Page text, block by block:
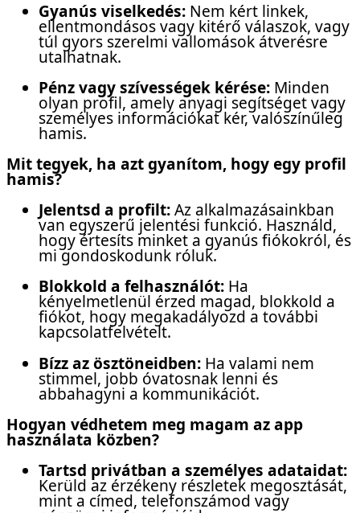
Gyanús viselkedés: Nem kért linkek,
ellentmondásos vagy kitérő válaszok, vagy
túl gyors szerelmi vallomások átverésre
utalhatnak.
Pénz vagy szívességek kérése: Minden
olyan profil, amely anyagi segítséget vagy
személyes információkat kér, valószínűleg
hamis.
Mit tegyek, ha azt gyanítom, hogy egy profil
hamis?
Jelentsd a profilt:Az alkalmazásainkban
van egyszerű jelentési funkció. Használd,
hogy értesíts minket a gyanús fiókokról, és
mi gondoskodunk róluk.
Blokkold a felhasználót: Ha
kényelmetlenül érzed magad, blokkold a
fiókot, hogy megakadályozd a további
kapcsolatfelvételt.
Bízz az ösztöneidben: Ha valami nem
stimmel, jobb óvatosnak lenni és
abbahagyni a kommunikációt.
Hogyan védhetem meg magam az app
használata közben?
Tartsd privátban a személyes adataidat:
Kerüld az érzékeny részletek megosztását,
mint a címed, telefonszámod vagy